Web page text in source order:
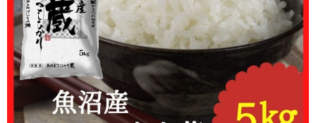
佐渡産コシヒカリ
新潟産コシヒカリ
新潟産こしいぶき
無洗米